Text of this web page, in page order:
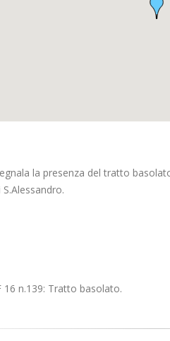
la presenza del tratto
16 n.139: Tratto basolato.